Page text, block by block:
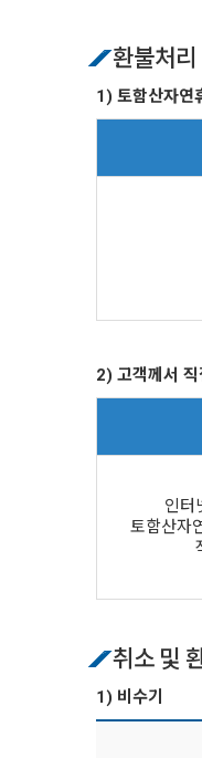
환불처리
1) 토함산자연
2) 고객께서 직
인터
토함산자
취소 및
1) 비수기